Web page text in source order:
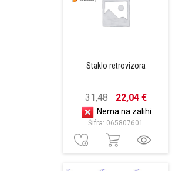
Staklo retrovizora
31,48 22,04 €
Nema na zalihi
Šifra: 065807601